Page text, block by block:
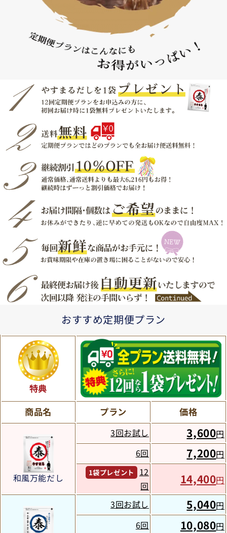
おすすめ定期便プラン
特典
商品名
プラン 価格
和風万能だし
3回お試し 3,600円
6回
7,200円
1袋プレゼント
12
回
14,400円
3回お試し 5,040円
6回
10,080円